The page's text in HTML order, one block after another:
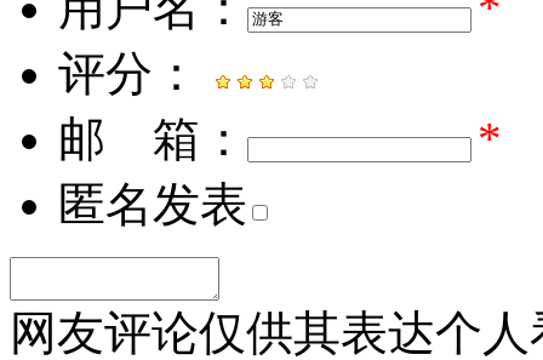
评分：
邮 箱：
*
匿名发表
网友评论仅供其表达个